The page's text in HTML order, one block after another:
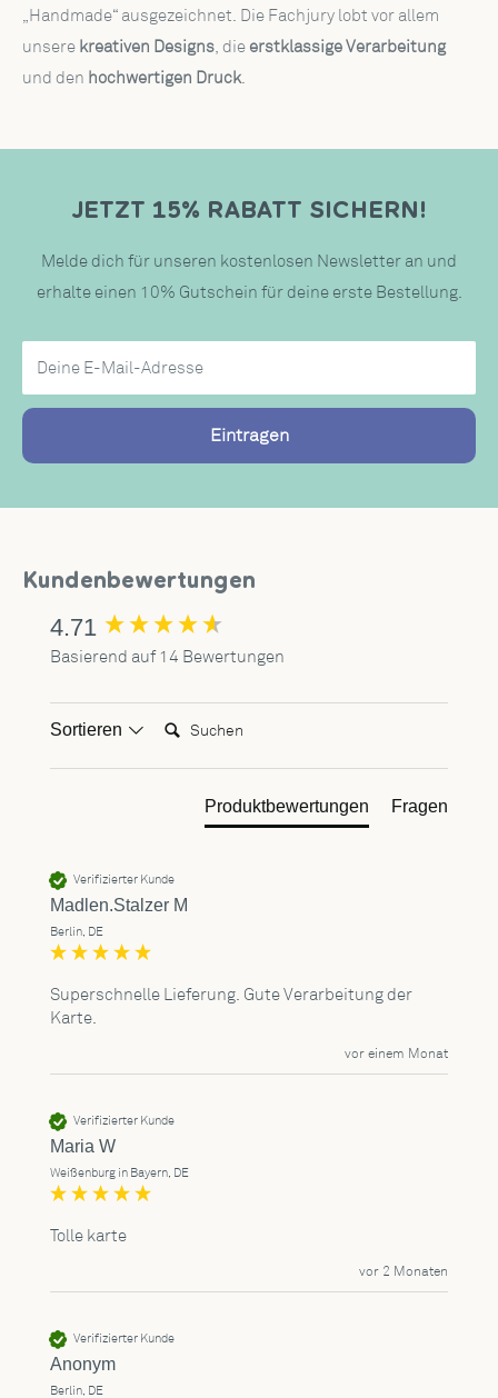
„Handmade“ ausgezeichnet. Die Fachjury lobt vor allem
unsere kreativen Designs, die erstklassige Verarbeitung
und den hochwertigen Druck.
JETZT 15% RABATT SICHERN!
Melde dich für unseren kostenlosen Newsletter an und
erhalte einen 10% Gutschein für deine erste Bestellung.
Deine E-Mail-Adresse
Eintragen
Kundenbewertungen
4.71
Basierend auf 14 Bewertungen
Sortieren Suchen:
Produktbewertungen Fragen
Verifizierter Kunde
Madlen.Stalzer M
Berlin, DE
Superschnelle Lieferung. Gute Verarbeitung der
Karte.
vor einem Monat
Verifizierter Kunde
Maria W
Weißenburg in Bayern, DE
Tolle karte
vor 2 Monaten
Verifizierter Kunde
Anonym
Berlin, DE
New content loaded